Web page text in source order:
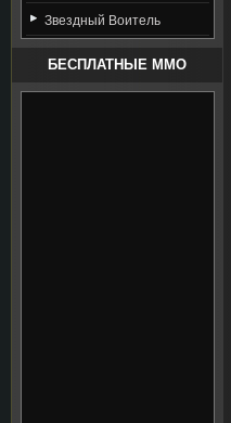
Звездный Воитель
БЕСПЛАТНЫЕ MMO